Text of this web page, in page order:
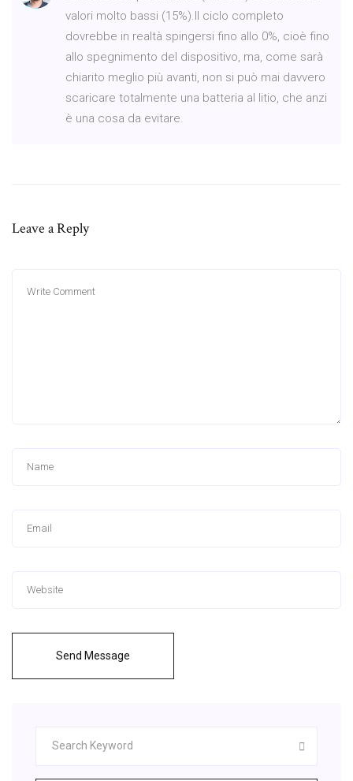
valori molto bassi (15%).Il ciclo completo
dovrebbe in realtà spingersi fino allo 0%, cioè fino
allo spegnimento del dispositivo, ma, come sarà
chiarito meglio più avanti, non si può mai davvero
scaricare totalmente una batteria al litio, che anzi
è una cosa da evitare.
Leave a Reply
Send Message